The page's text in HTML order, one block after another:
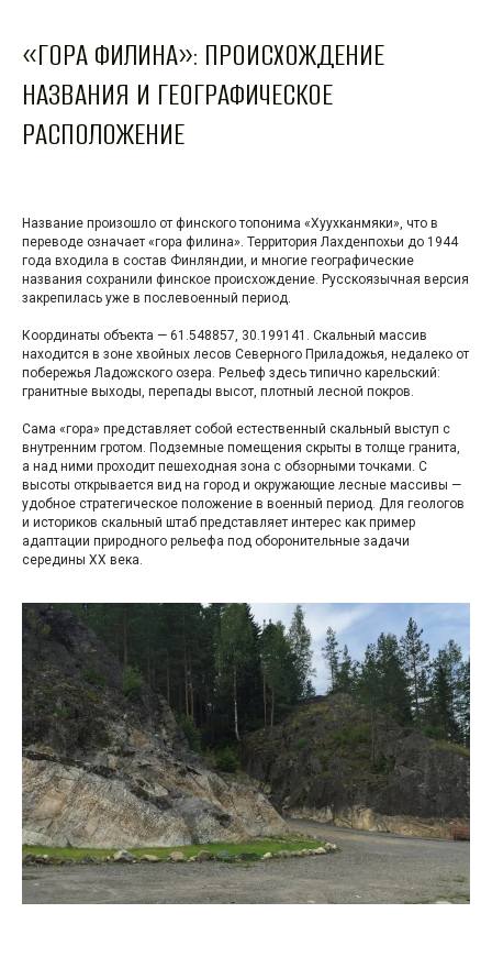
«ГОРА ФИЛИНА»: ПРОИСХОЖДЕНИЕ
НАЗВАНИЯ И ГЕОГРАФИЧЕСКОЕ
РАСПОЛОЖЕНИЕ
Название произошло от финского топонима «Хуухканмяки», что в
переводе означает «гора филина». Территория Лахденпохьи до 1944
года входила в состав Финляндии, и многие географические
названия сохранили финское происхождение. Русскоязычная версия
закрепилась уже в послевоенный период.
Координаты объекта — 61.548857, 30.199141. Скальный массив
находится в зоне хвойных лесов Северного Приладожья, недалеко от
побережья Ладожского озера. Рельеф здесь типично карельский:
гранитные выходы, перепады высот, плотный лесной покров.
Сама «гора» представляет собой естественный скальный выступ с
внутренним гротом. Подземные помещения скрыты в толще гранита,
а над ними проходит пешеходная зона с обзорными точками. С
высоты открывается вид на город и окружающие лесные массивы —
удобное стратегическое положение в военный период. Для геологов
и историков скальный штаб представляет интерес как пример
адаптации природного рельефа под оборонительные задачи
середины XX века.